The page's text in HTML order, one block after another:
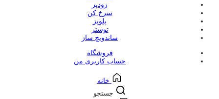
زودپز
سرخ کن
پلوپز
توستر
ساندویچ ساز
فروشگاه
حساب کاربری من
خانه
جستجو